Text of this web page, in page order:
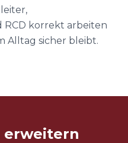
korrekt arbeiten
Alltag sicher bleibt.
erweitern